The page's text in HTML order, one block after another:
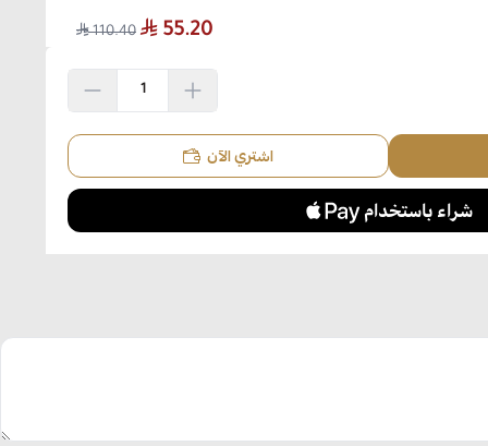
55.20
110.40
اشتري الآن